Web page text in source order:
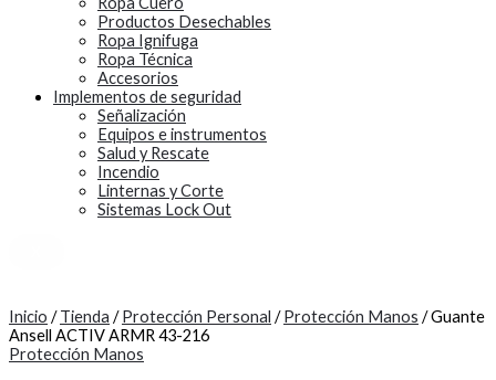
Productos Desechables
Ropa Ignifuga
Ropa Técnica
Accesorios
Implementos de seguridad
Señalización
Equipos e instrumentos
Salud y Rescate
Incendio
Linternas y Corte
Sistemas Lock Out
Inicio /Tienda /Protección Personal /Protección Manos / Guante
Ansell ACTIV ARMR 43-216
Protección Manos